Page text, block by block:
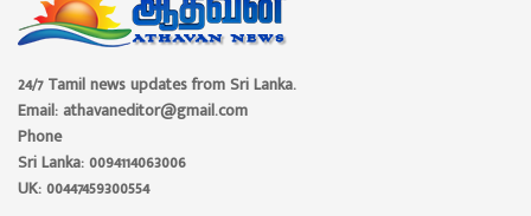
24/7 Tamil news updates from Sri Lanka.
Email: athavaneditor@gmail.com
Phone
Sri Lanka: 0094114063006
UK: 00447459300554